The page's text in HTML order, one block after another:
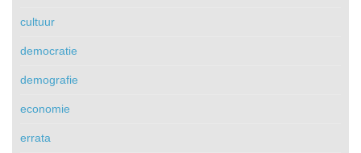
cultuur
democratie
demografie
economie
errata